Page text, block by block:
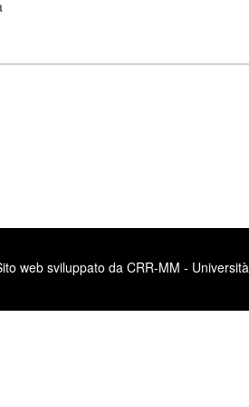
web sviluppato da CRR-MM -